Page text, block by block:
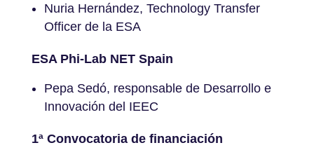
Nuria Hernández, Technology Transfer
Officer de la ESA
ESA Phi-Lab NET Spain
Pepa Sedó, responsable de Desarrollo e
Innovación del IEEC
1ª Convocatoria de financiación